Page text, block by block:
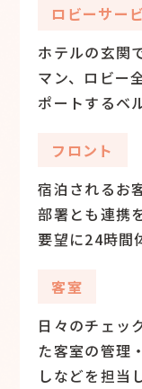
ロビーサー
ホテルの玄関
マン、ロビー
ポートするベ
フロント
宿泊されるお
部署とも連携
要望に24時間
客室
日々のチェッ
た客室の管理
しなどを担当